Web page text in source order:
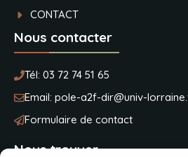
CONTACT
Nous contacter
Tél: 03 72 74 51 65
Email: pole-a2f-dir@univ-
Formulaire de contact
Nous trouver